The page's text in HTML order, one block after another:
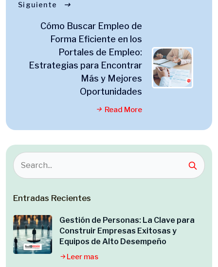
Siguiente
Cómo Buscar Empleo de
Forma Eficiente en los
Portales de Empleo:
Estrategias para Encontrar
Más y Mejores
Oportunidades
Read More
Entradas Recientes
Gestión de Personas: La Clave para
Construir Empresas Exitosas y
Equipos de Alto Desempeño
Leer mas